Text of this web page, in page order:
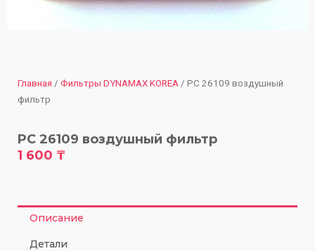
Главная / Фильтры DYNAMAX KOREA / PC 26109 воздушный
фильтр
PC 26109 воздушный фильтр
1 600 ₸
Описание
Детали